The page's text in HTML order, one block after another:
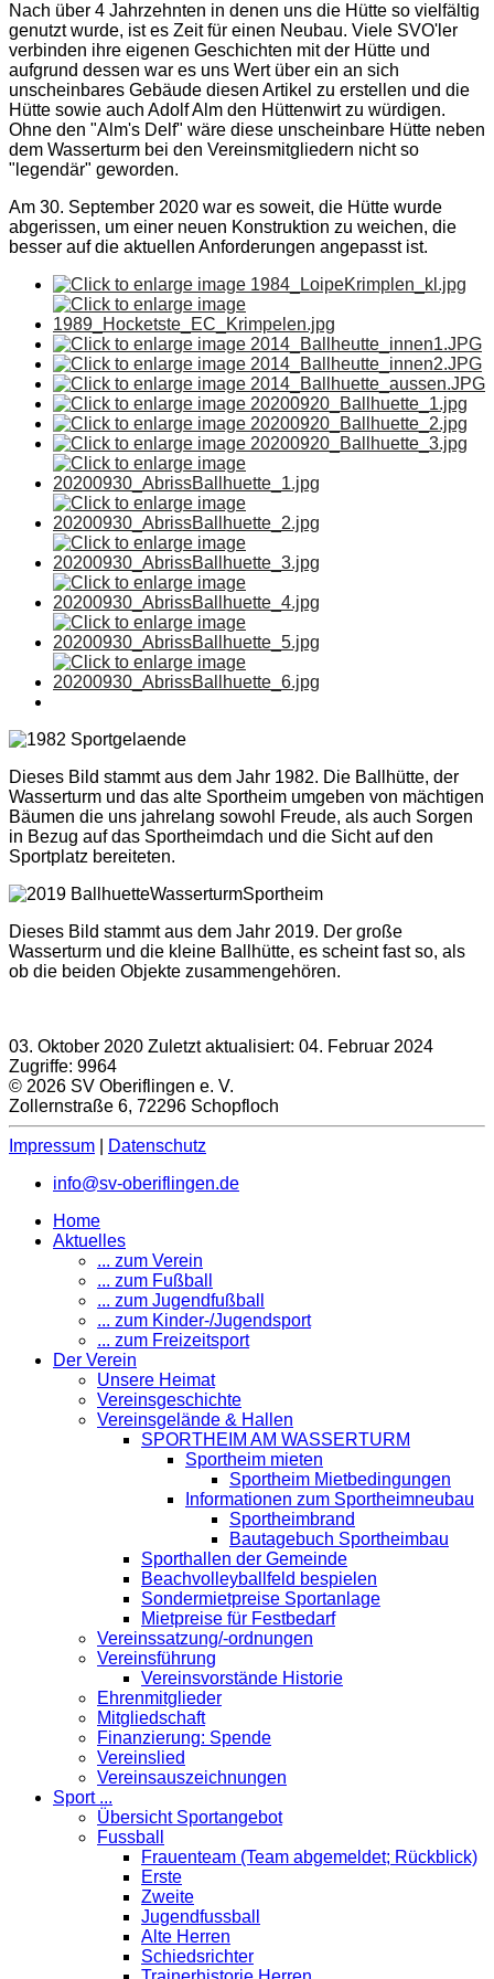
Nach über 4 Jahrzehnten in denen uns die Hütte so vielfältig
genutzt wurde, ist es Zeit für einen Neubau. Viele SVO'ler
verbinden ihre eigenen Geschichten mit der Hütte und
aufgrund dessen war es uns Wert über ein an sich
unscheinbares Gebäude diesen Artikel zu erstellen und die
Hütte sowie auch Adolf Alm den Hüttenwirt zu würdigen.
Ohne den "Alm's Delf" wäre diese unscheinbare Hütte neben
dem Wasserturm bei den Vereinsmitgliedern nicht so
"legendär" geworden.
Am 30. September 2020 war es soweit, die Hütte wurde
abgerissen, um einer neuen Konstruktion zu weichen, die
besser auf die aktuellen Anforderungen angepasst ist.
Dieses Bild stammt aus dem Jahr 1982. Die Ballhütte, der
Wasserturm und das alte Sportheim umgeben von mächtigen
Bäumen die uns jahrelang sowohl Freude, als auch Sorgen
in Bezug auf das Sportheimdach und die Sicht auf den
Sportplatz bereiteten.
Dieses Bild stammt aus dem Jahr 2019. Der große
Wasserturm und die kleine Ballhütte, es scheint fast so, als
ob die beiden Objekte zusammengehören.
03. Oktober 2020 Zuletzt aktualisiert: 04. Februar 2024
Zugriffe: 9964
© 2026 SV Oberiflingen e. V.
Zollernstraße 6, 72296 Schopfloch
Impressum
Datenschutz
info@sv-oberiflingen.de
Home
Aktuelles
... zum Verein
... zum Fußball
... zum Jugendfußball
... zum Kinder-/Jugendsport
... zum Freizeitsport
Der Verein
Unsere Heimat
Vereinsgeschichte
Vereinsgelände & Hallen
SPORTHEIM AM WASSERTURM
Sportheim mieten
Sportheim Mietbedingungen
Informationen zum Sportheimneubau
Sportheimbrand
Bautagebuch Sportheimbau
Sporthallen der Gemeinde
Beachvolleyballfeld bespielen
Sondermietpreise Sportanlage
Mietpreise für Festbedarf
Vereinssatzung/-ordnungen
Vereinsführung
Vereinsvorstände Historie
Ehrenmitglieder
Mitgliedschaft
Finanzierung: Spende
Vereinslied
Vereinsauszeichnungen
Sport ...
Übersicht Sportangebot
Fussball
Frauenteam (Team abgemeldet; Rückblick)
Erste
Zweite
Jugendfussball
Alte Herren
Schiedsrichter